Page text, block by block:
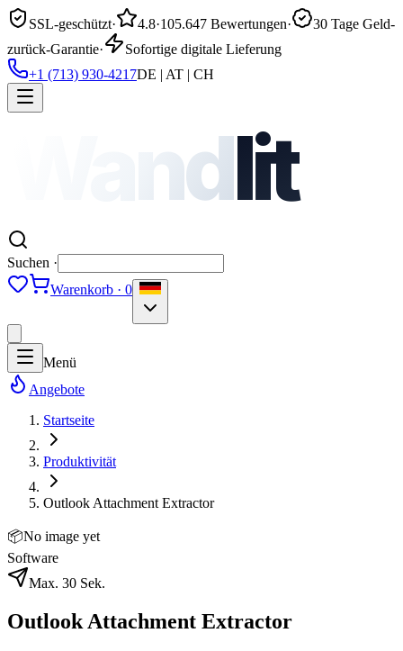
SSL-geschützt· 4.8·105.647 Bewertungen·
30 Tage Geld-
zurück-Garantie·
Sofortige digitale Lieferung
+1 (713) 930-4217DE | AT | CH
Wandlit
Suchen ·
Warenkorb · 0
Menü
Angebote
Startseite
Produktivität
Outlook Attachment Extractor
📦No image yet
Software
Max. 30 Sek.
Outlook Attachment Extractor